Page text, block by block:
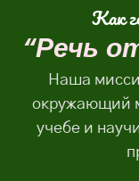
Как
“Речь
Наша
окружающий
учебе и